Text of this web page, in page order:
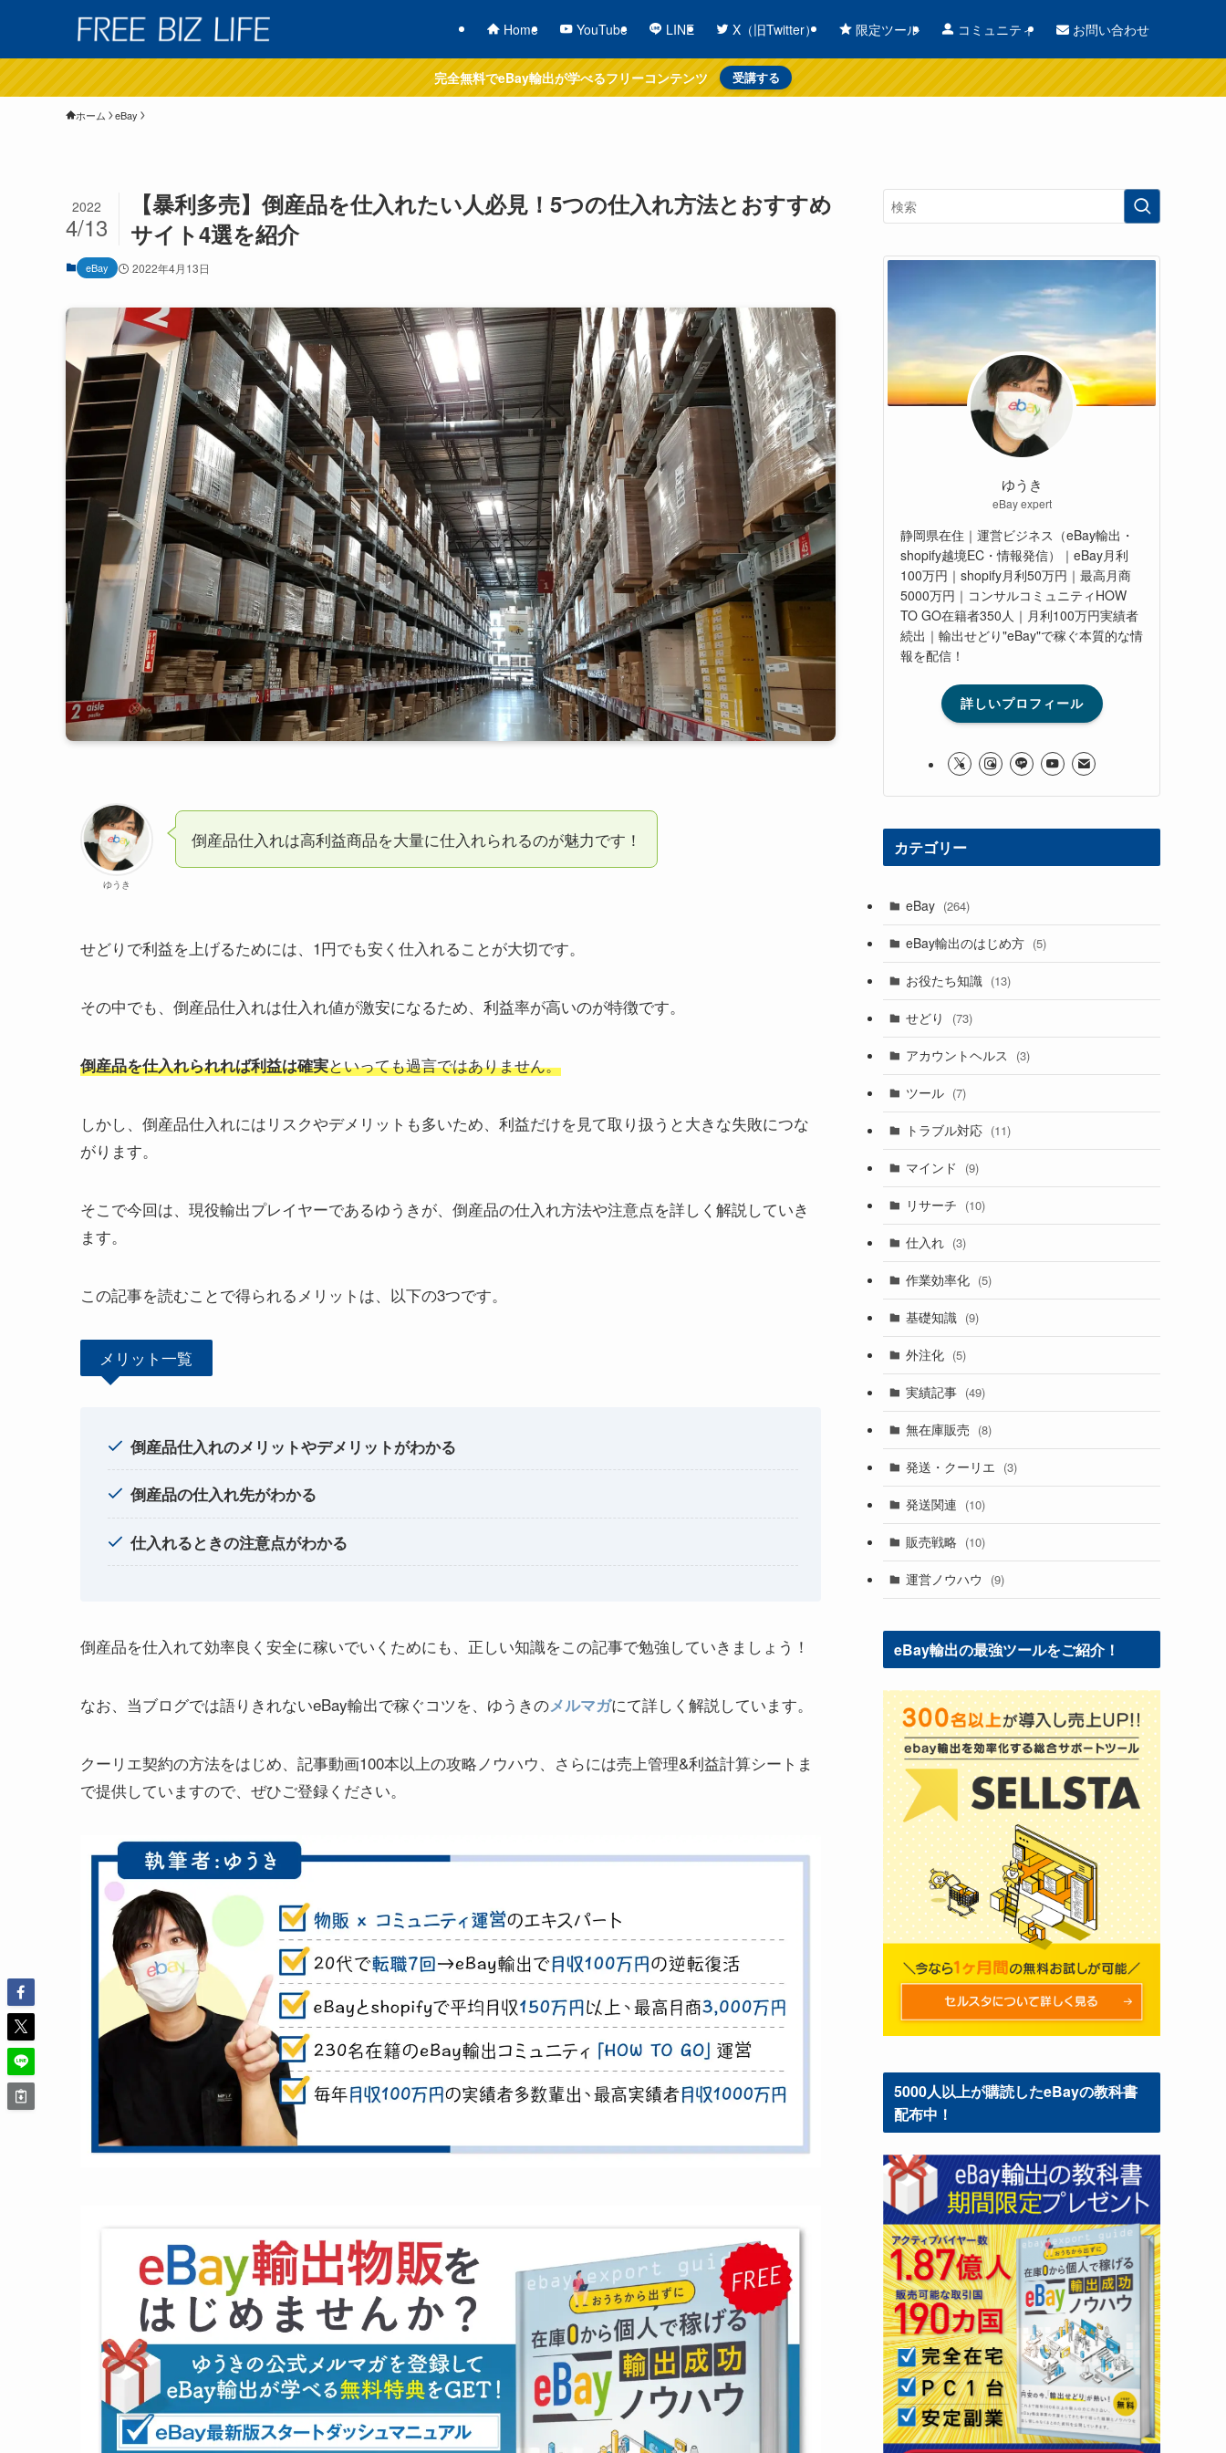
Home YouTube LINE X（旧Twitter） 限定ツール コミュニティ お問い合わせ
完全無料でeBay輸出が学べるフリーコンテンツ 受講する
ホーム eBay
【暴利多売】倒産品を仕入れたい人必見！5つの仕入れ方法とおすすめ
サイト4選を紹介
2022
4/13
eBay 2022年4月13日
ゆうき
倒産品仕入れは高利益商品を大量に仕入れられるのが魅力です！
せどりで利益を上げるためには、1円でも安く仕入れることが大切です。
その中でも、倒産品仕入れは仕入れ値が激安になるため、利益率が高いのが特徴です。
倒産品を仕入れられれば利益は確実といっても過言ではありません。
しかし、倒産品仕入れにはリスクやデメリットも多いため、利益だけを見て取り扱うと大きな失敗につな
がります。
そこで今回は、現役輸出プレイヤーであるゆうきが、倒産品の仕入れ方法や注意点を詳しく解説していき
ます。
この記事を読むことで得られるメリットは、以下の3つです。
メリット一覧
倒産品仕入れのメリットやデメリットがわかる
倒産品の仕入れ先がわかる
仕入れるときの注意点がわかる
倒産品を仕入れて効率良く安全に稼いでいくためにも、正しい知識をこの記事で勉強していきましょう！
なお、当ブログでは語りきれないeBay輸出で稼ぐコツを、ゆうきのメルマガにて詳しく解説しています。
クーリエ契約の方法をはじめ、記事動画100本以上の攻略ノウハウ、さらには売上管理&利益計算シートま
で提供していますので、ぜひご登録ください。
ゆうき
eBay expert
静岡県在住｜運営ビジネス（eBay輸出・
shopify越境EC・情報発信）｜eBay月利
100万円｜shopify月利50万円｜最高月商
5000万円｜コンサルコミュニティHOW
TO GO在籍者350人｜月利100万円実績者
続出｜輸出せどり"eBay"で稼ぐ本質的な情
報を配信！
詳しいプロフィール
カテゴリー
eBay (264)
eBay輸出のはじめ方 (5)
お役たち知識 (13)
せどり (73)
アカウントヘルス (3)
ツール (7)
トラブル対応 (11)
マインド (9)
リサーチ (10)
仕入れ (3)
作業効率化 (5)
基礎知識 (9)
外注化 (5)
実績記事 (49)
無在庫販売 (8)
発送・クーリエ (3)
発送関連 (10)
販売戦略 (10)
運営ノウハウ (9)
eBay輸出の最強ツールをご紹介！
5000人以上が購読したeBayの教科書
配布中！